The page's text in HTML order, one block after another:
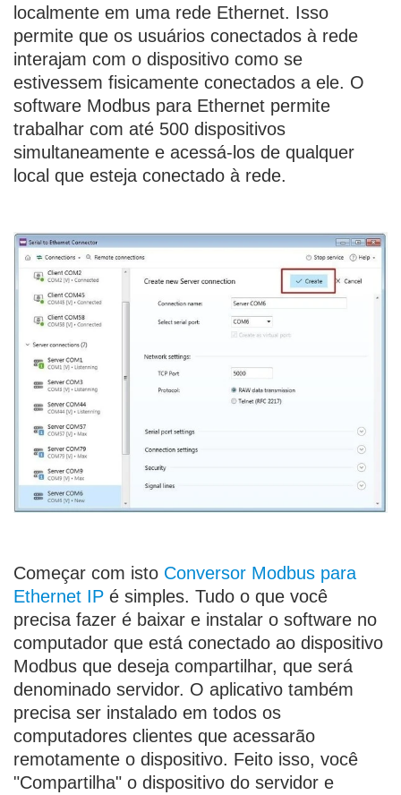
localmente em uma rede Ethernet. Isso
permite que os usuários conectados à rede
interajam com o dispositivo como se
estivessem fisicamente conectados a ele. O
software Modbus para Ethernet permite
trabalhar com até 500 dispositivos
simultaneamente e acessá-los de qualquer
local que esteja conectado à rede.
Começar com isto Conversor Modbus para
Ethernet IP é simples. Tudo o que você
precisa fazer é baixar e instalar o software no
computador que está conectado ao dispositivo
Modbus que deseja compartilhar, que será
denominado servidor. O aplicativo também
precisa ser instalado em todos os
computadores clientes que acessarão
remotamente o dispositivo. Feito isso, você
"Compartilha" o dispositivo do servidor e